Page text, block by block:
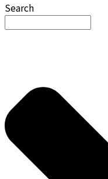
Search